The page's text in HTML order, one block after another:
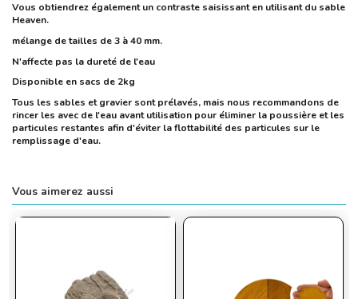
Vous obtiendrez également un contraste saisissant en utilisant du sable
Heaven. ​
mélange de tailles de 3 à 40 mm.
N'affecte pas la dureté de l'eau
Disponible en sacs de 2kg ​
Tous les sables et gravier sont prélavés, mais nous recommandons de
rincer les avec de l'eau avant utilisation pour éliminer la poussière et les
particules restantes afin d'éviter la flottabilité des particules sur le
remplissage d'eau.
Vous aimerez aussi